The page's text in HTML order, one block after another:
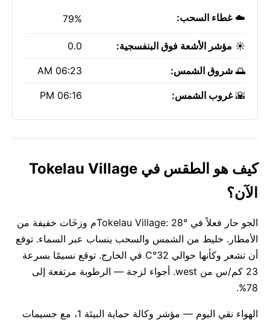
☁️غطاء السحب: 79%
☀️ مؤشر الأشعة فوق البنفسجية: 0.0
🌅 شروق الشمس: 06:23 AM
🌇غروب الشمس: 06:16 PM
كيف هو الطقس في Tokelau Village
الآن؟
الجو حار فعلاً في Tokelau Village: 28°م وزخَات خفيفة من
الأمطار. خليط من الشمس والسحب ينساب عبر السماء. توقع
أن تشعر وكأنها حوالي 32°C في الخارج. توقع نسيمًا بسرعة
23 كم/س من west. أجواء لزجة — الرطوبة مرتفعة إلى
78%.
الهواء نقي اليوم — مؤشر وكالة حماية البيئة 1، مع جسيمات